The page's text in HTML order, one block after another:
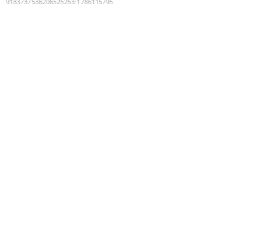
9183737536206525253:1786115795